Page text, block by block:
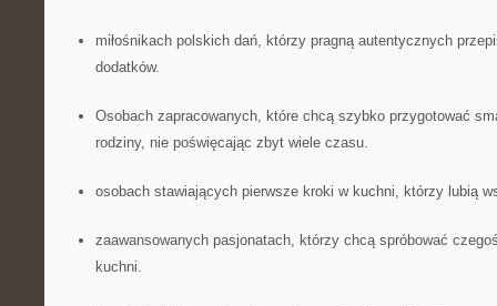
miłośnikach polskich dań, którzy pragną autentycznych
dodatków.
Osobach zapracowanych, które chcą szybko przygotować
rodziny, nie poświęcając zbyt wiele czasu.
osobach stawiających pierwsze kroki w kuchni, którzy lubią
zaawansowanych pasjonatach, którzy chcą spróbować
kuchni.